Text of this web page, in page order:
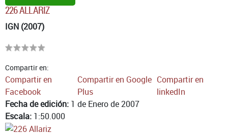
226 ALLARIZ
IGN (2007)
Compartir en:
Compartir en
Facebook
Compartir en Google
Plus
Compartir en
linkedIn
Fecha de edición: 1 de Enero de 2007
Escala: 1:50.000